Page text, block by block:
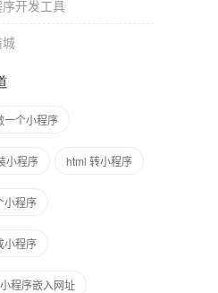
开发工具
一个小程序
小程序 html 转小程序
小程序
小程序
程序嵌入网址